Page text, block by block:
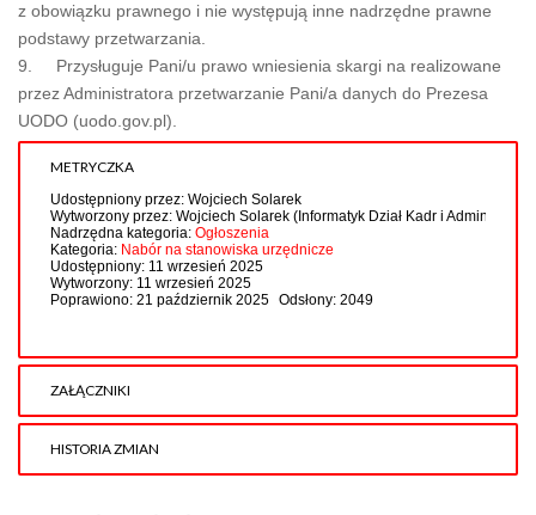
z obowiązku prawnego i nie występują inne nadrzędne prawne
podstawy przetwarzania.
9. Przysługuje Pani/u prawo wniesienia skargi na realizowane
przez Administratora przetwarzanie Pani/a danych do Prezesa
UODO (uodo.gov.pl).
METRYCZKA
Udostępniony przez: Wojciech Solarek
Wytworzony przez: Wojciech Solarek (Informatyk Dział Kadr i Administracji)
Nadrzędna kategoria: Ogłoszenia
Kategoria: Nabór na stanowiska urzędnicze
Udostępniony: 11 wrzesień 2025
Wytworzony: 11 wrzesień 2025
Poprawiono: 21 październik 2025 Odsłony: 2049
ZAŁĄCZNIKI
Tytuł Typ Rozmiar
przez
HISTORIA ZMIAN